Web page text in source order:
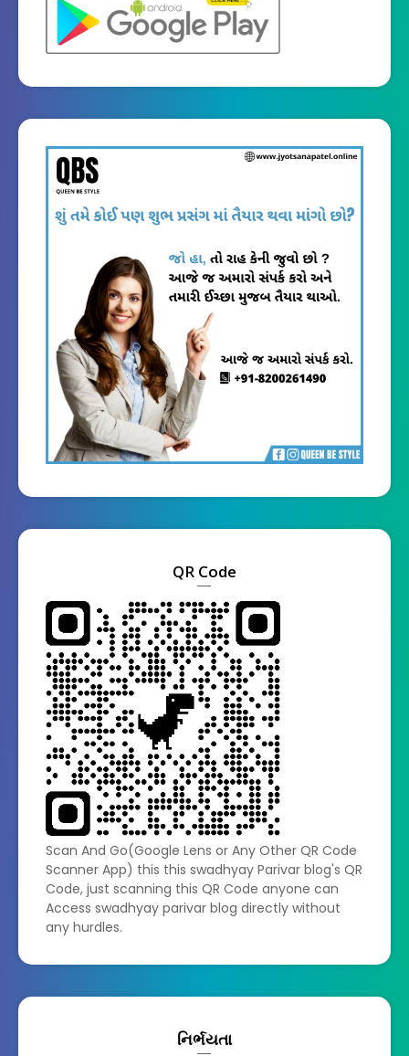
QR Code
Scan And Go(Google Lens or Any Other QR Code
Scanner App) this this swadhyay Parivar blog's QR
Code, just scanning this QR Code anyone can
Access swadhyay parivar blog directly without
any hurdles.
નિર્ભયતા